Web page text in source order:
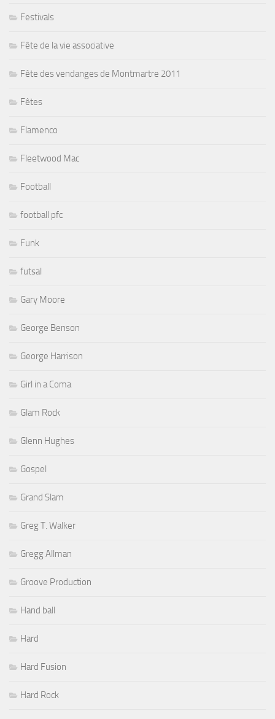
Festivals
Fête de la vie associative
Fête des vendanges de Montmartre 2011
Fêtes
Flamenco
Fleetwood Mac
Football
football pfc
Funk
futsal
Gary Moore
George Benson
George Harrison
Girl in a Coma
Glam Rock
Glenn Hughes
Gospel
Grand Slam
Greg T. Walker
Gregg Allman
Groove Production
Hand ball
Hard
Hard Fusion
Hard Rock